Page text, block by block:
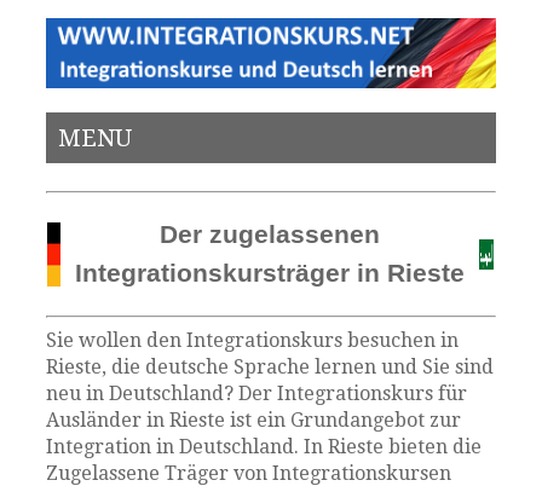
MENU
Der zugelassenen
Integrationskursträger in Rieste
Sie wollen den Integrationskurs besuchen in
Rieste, die deutsche Sprache lernen und Sie sind
neu in Deutschland? Der Integrationskurs für
Ausländer in Rieste ist ein Grundangebot zur
Integration in Deutschland. In Rieste bieten die
Zugelassene Träger von Integrationskursen